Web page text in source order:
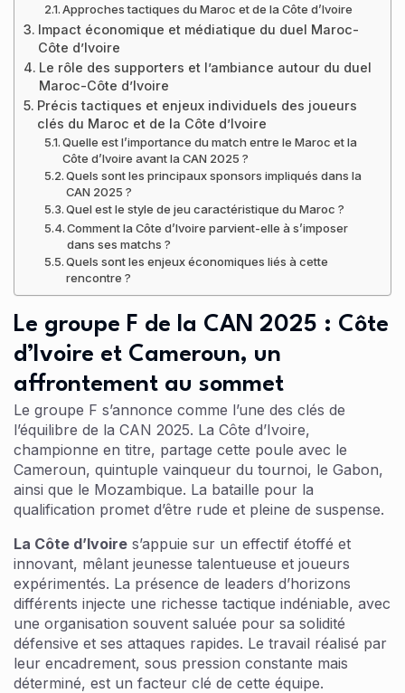
Approches tactiques du Maroc et de la Côte d’Ivoire
Impact économique et médiatique du duel Maroc-
Côte d’Ivoire
Le rôle des supporters et l’ambiance autour du duel
Maroc-Côte d’Ivoire
Précis tactiques et enjeux individuels des joueurs
clés du Maroc et de la Côte d’Ivoire
Quelle est l’importance du match entre le Maroc et la
Côte d’Ivoire avant la CAN 2025 ?
Quels sont les principaux sponsors impliqués dans la
CAN 2025 ?
Quel est le style de jeu caractéristique du Maroc ?
Comment la Côte d’Ivoire parvient-elle à s’imposer
dans ses matchs ?
Quels sont les enjeux économiques liés à cette
rencontre ?
Le groupe F de la CAN 2025 : Côte
d’Ivoire et Cameroun, un
affrontement au sommet
Le groupe F s’annonce comme l’une des clés de
l’équilibre de la CAN 2025. La Côte d’Ivoire,
championne en titre, partage cette poule avec le
Cameroun, quintuple vainqueur du tournoi, le Gabon,
ainsi que le Mozambique. La bataille pour la
qualification promet d’être rude et pleine de suspense.
La Côte d’Ivoire s’appuie sur un effectif étoffé et
innovant, mêlant jeunesse talentueuse et joueurs
expérimentés. La présence de leaders d’horizons
différents injecte une richesse tactique indéniable, avec
une organisation souvent saluée pour sa solidité
défensive et ses attaques rapides. Le travail réalisé par
leur encadrement, sous pression constante mais
déterminé, est un facteur clé de cette équipe.